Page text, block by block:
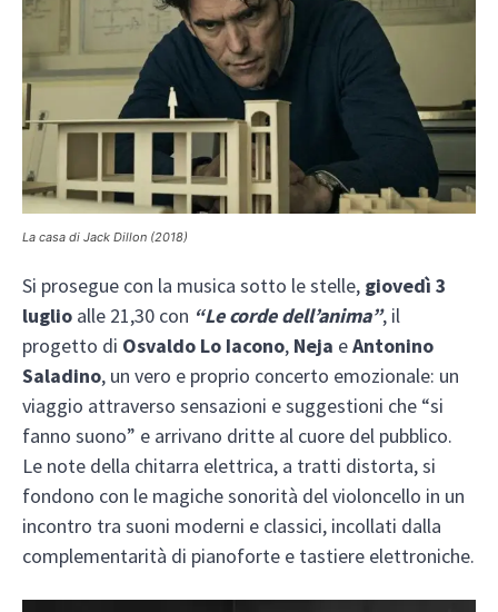
La casa di Jack Dillon (2018)
Si prosegue con la musica sotto le stelle, giovedì 3
luglio alle 21,30 con “Le corde dell’anima”, il
progetto di Osvaldo Lo Iacono, Neja eAntonino
Saladino, un vero e proprio concerto emozionale: un
viaggio attraverso sensazioni e suggestioni che “si
fanno suono” e arrivano dritte al cuore del pubblico.
Le note della chitarra elettrica, a tratti distorta, si
fondono con le magiche sonorità del violoncello in un
incontro tra suoni moderni e classici, incollati dalla
complementarità di pianoforte e tastiere elettroniche.